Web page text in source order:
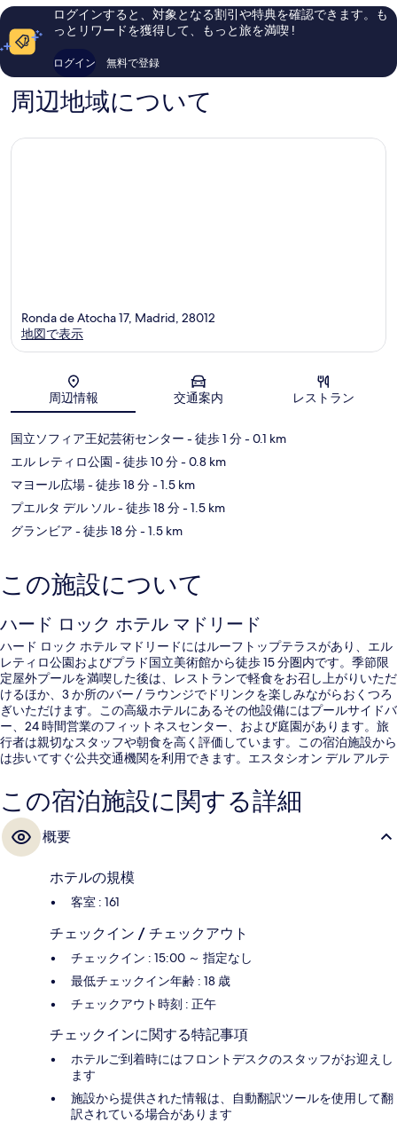
る
ー
ド
セ
ン
ト
ロ
い、
口
コ
ミ
5,135
件
件
口
コ
セ
ン
い、
口
213
口
ログインすると、対象となる割引や特典を確認できます。も
っとリワードを獲得して、もっと旅を満喫 !
ログイン 無料で登録
周辺地域について
地図
Ronda de Atocha 17, Madrid, 28012
地図で表示
周辺情報 交通案内 レストラン
国立ソフィア王妃芸術センター - 徒歩 1 分- 0.1 km
エル レティロ公園 - 徒歩 10 分- 0.8 km
マヨール広場- 徒歩 18 分- 1.5 km
プエルタ デル ソル- 徒歩 18 分- 1.5 km
グランビア - 徒歩 18 分- 1.5 km
この施設について
ハード ロック ホテル マドリード
ハード ロック ホテル マドリードにはルーフトップテラスがあり、エル
レティロ公園およびプラド国立美術館から徒歩 15 分圏内です。季節限
定屋外プールを満喫した後は、レストランで軽食をお召し上がりいただ
けるほか、3 か所のバー / ラウンジでドリンクを楽しみながらおくつろ
ぎいただけます。この高級ホテルにあるその他設備にはプールサイドバ
ー、24 時間営業のフィットネスセンター、および庭園があります。旅
行者は親切なスタッフや朝食を高く評価しています。この宿泊施設から
は歩いてすぐ公共交通機関を利用できます。エスタシオン デル アルテ
この宿泊施設に関する詳細
概要
ホテルの規模
客室 : 161
チェックイン / チェックアウト
チェックイン : 15:00 ～ 指定なし
最低チェックイン年齢 : 18 歳
チェックアウト時刻 : 正午
チェックインに関する特記事項
ホテルご到着時にはフロントデスクのスタッフがお迎えし
ます
施設から提供された情報は、自動翻訳ツールを使用して翻
訳されている場合があります